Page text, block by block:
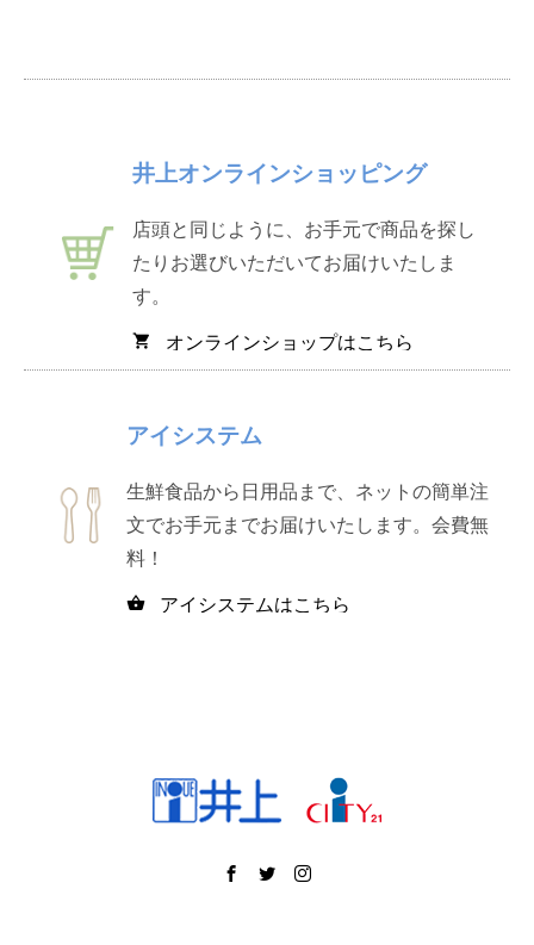
井上オンラインショッピング
店頭と同じように、お手元で商品を探し
たりお選びいただいてお届けいたしま
す。
shopping_cart オンラインショップはこちら
アイシステム
生鮮食品から日用品まで、ネットの簡単注
文でお手元までお届けいたします。会費無
料！
shopping_basket アイシステムはこちら